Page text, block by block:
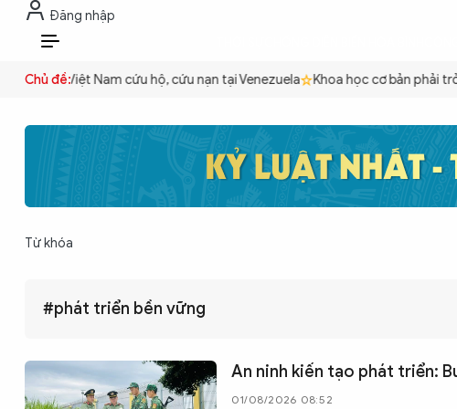
Đăng nhập
VI
CHỐNG DIỄN BIẾN HÒA BÌNH
CÔNG AN TRONG LÒNG DÂN
XÃ HỘI
PHÁP LUẬT
Chủ đề:
Công an Việt Nam cứu hộ, cứu nạn tại Venezuela Khoa học cơ bản phải trở
Từ khóa
#phát triển bền vững
An ninh kiến tạo phát triển:
01/08/2026 08:52